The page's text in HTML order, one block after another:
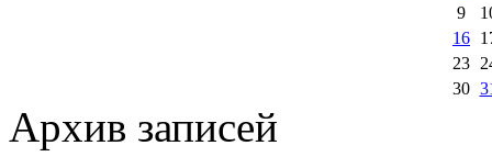
9
16
23
30
Архив записей